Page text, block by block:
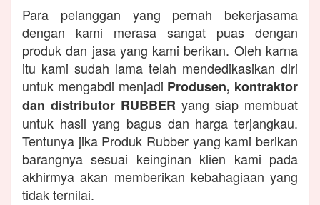
Para pelanggan yang pernah bekerjasama
dengan kami merasa sangat puas dengan
produk dan jasa yang kami berikan. Oleh karna
itu kami sudah lama telah mendedikasikan diri
untuk mengabdi menjadi Produsen, kontraktor
dan distributor RUBBER yang siap membuat
untuk hasil yang bagus dan harga terjangkau.
Tentunya jika Produk Rubber yang kami berikan
barangnya sesuai keinginan klien kami pada
akhirmya akan memberikan kebahagiaan yang
tidak ternilai.